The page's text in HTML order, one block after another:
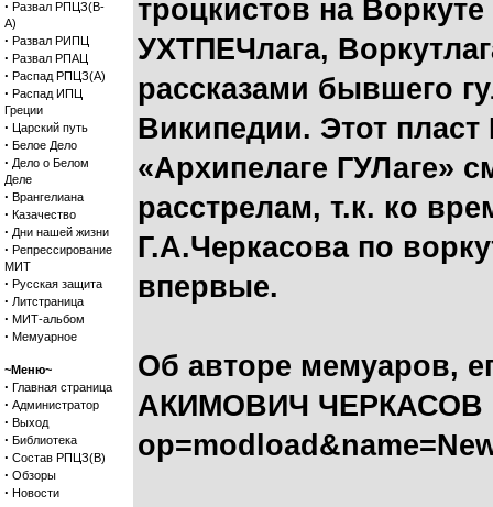
· Развал РПЦЗ(В-
А)
· Развал РИПЦ
· Развал РПАЦ
· Распад РПЦЗ(А)
· Распад ИПЦ
Греции
· Царский путь
· Белое Дело
· Дело о Белом
Деле
· Врангелиана
· Казачество
· Дни нашей жизни
· Репрессирование
МИТ
· Русская защита
· Литстраница
· МИТ-альбом
· Мемуарное
~Меню~
· Главная страница
· Администратор
· Выход
· Библиотека
· Состав РПЦЗ(В)
· Обзоры
· Новости
троцкистов на
УХТПЕЧлага,
рассказами бывшего
Википедии. Этот
«Архипелаге ГУЛаге»
расстрелам, т.к. ко
Г.А.Черкасова по
впервые.
Об авторе мемуаров,
АКИМОВИЧ ЧЕРКАСОВ